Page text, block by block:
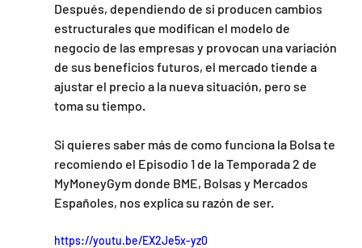
Después, dependiendo de si producen cambios
estructurales que modifican el modelo de
negocio de las empresas y provocan una variación
de sus beneficios futuros, el mercado tiende a
ajustar el precio a la nueva situación, pero se
toma su tiempo.
Si quieres saber más de como funciona la Bolsa te
recomiendo el Episodio 1 de la Temporada 2 de
MyMoneyGym donde BME, Bolsas y Mercados
Españoles, nos explica su razón de ser.
https://youtu.be/EX2Je5x-yz0